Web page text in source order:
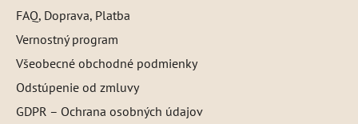
FAQ, Doprava, Platba
Vernostný program
Všeobecné obchodné podmienky
Odstúpenie od zmluvy
GDPR – Ochrana osobných údajov